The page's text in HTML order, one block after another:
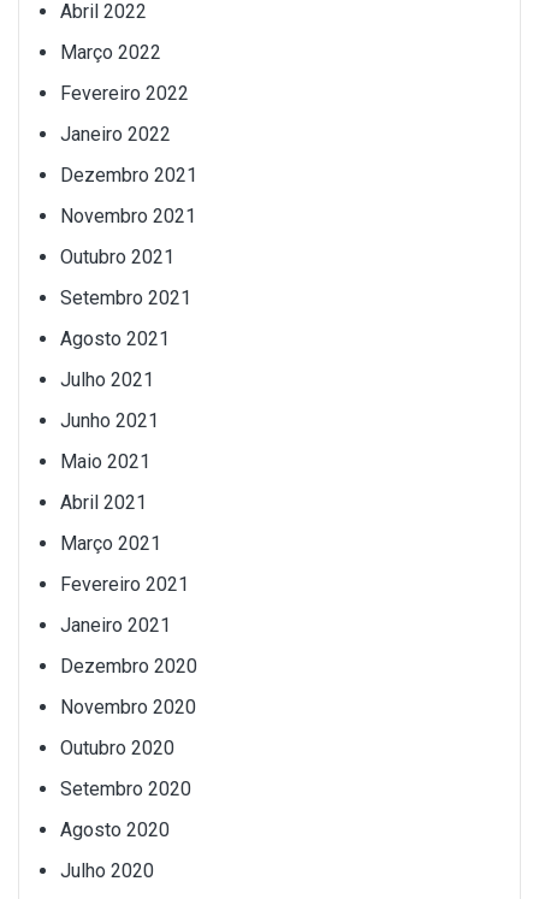
Abril 2022
Março 2022
Fevereiro 2022
Janeiro 2022
Dezembro 2021
Novembro 2021
Outubro 2021
Setembro 2021
Agosto 2021
Julho 2021
Junho 2021
Maio 2021
Abril 2021
Março 2021
Fevereiro 2021
Janeiro 2021
Dezembro 2020
Novembro 2020
Outubro 2020
Setembro 2020
Agosto 2020
Julho 2020